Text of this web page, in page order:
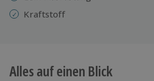
Kraftstoff
Alles auf einen Blick